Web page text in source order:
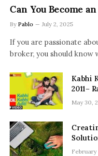
Can You Become
By Pablo July 2, 2025
If you are passionate
broker, you should
Kabhi
2011–
May 30,
February